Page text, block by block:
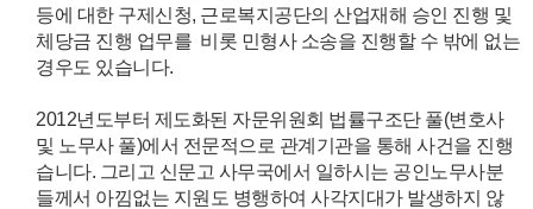
등에 대한 구제신청, 근로복지공단의 산업재해 승인 진행 및
체당금 진행 업무를 비롯 민형사 소송을 진행할 수 밖에 없는
경우도 있습니다.
2012년도부터 제도화된 자문위원회 법률구조단 풀(변호사
및 노무사 풀)에서 전문적으로 관계기관을 통해 사건을 진행
습니다. 그리고 신문고 사무국에서 일하시는 공인노무사분
들께서 아낌없는 지원도 병행하여 사각지대가 발생하지 않